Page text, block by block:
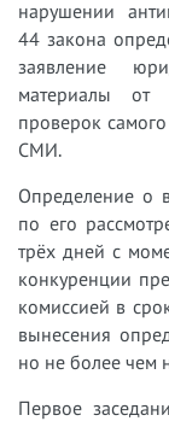
нарушении
44 закона
заявление
материалы от
проверок
СМИ.
Определение о
по его
трёх дней с
конкуренции
комиссией в
вынесения
но не более чем
Первое